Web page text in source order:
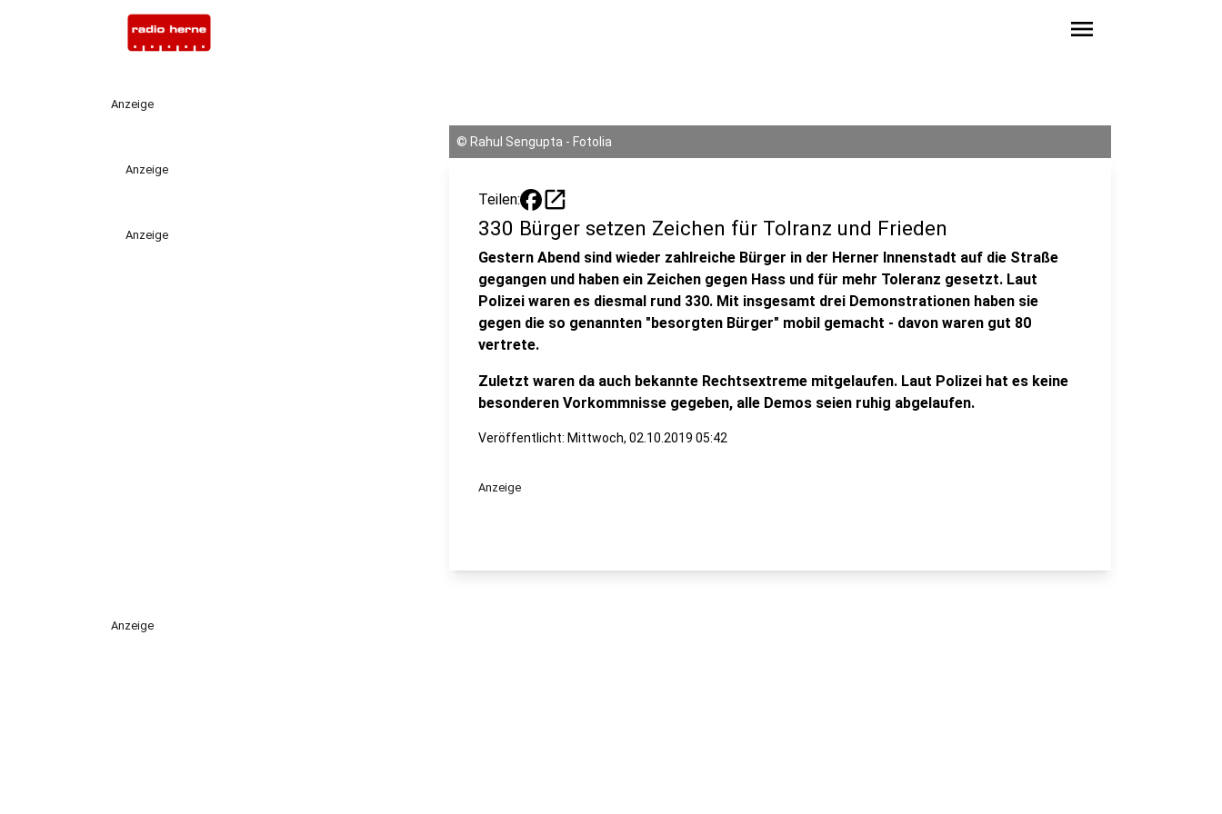
menu
Anzeige
Anzeige
Anzeige
© Rahul Sengupta - Fotolia
Teilen: open_in_new
330 Bürger setzen Zeichen für Tolranz und Frieden
Gestern Abend sind wieder zahlreiche Bürger in der Herner Innenstadt auf die Straße
gegangen und haben ein Zeichen gegen Hass und für mehr Toleranz gesetzt. Laut
Polizei waren es diesmal rund 330. Mit insgesamt drei Demonstrationen haben sie
gegen die so genannten "besorgten Bürger" mobil gemacht - davon waren gut 80
vertrete.
Zuletzt waren da auch bekannte Rechtsextreme mitgelaufen. Laut Polizei hat es keine
besonderen Vorkommnisse gegeben, alle Demos seien ruhig abgelaufen.
Veröffentlicht: Mittwoch, 02.10.2019 05:42
Anzeige
Anzeige